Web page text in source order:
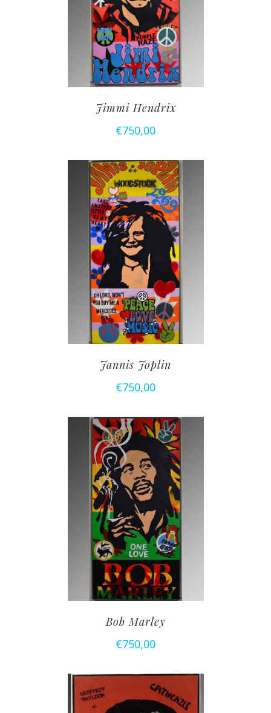
WINKELWAGEN
Jimmi Hendrix
€750,00
TOEVOEGEN AAN
WINKELWAGEN
Jannis Joplin
€750,00
TOEVOEGEN AAN
Bob Marley
€750,00